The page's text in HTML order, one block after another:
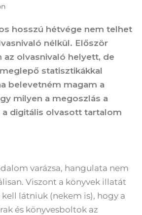
hosszú hétvége nem telhet
nélkül. Először
az olvasnivaló helyett, de
statisztikákkal
belevetném magam a
milyen a megoszlás a
a digitális olvasott tartalom
varázsa, hangulata nem
Viszont a könyvek illatát
látniuk (nekem is), hogy a
és könyvesboltok az